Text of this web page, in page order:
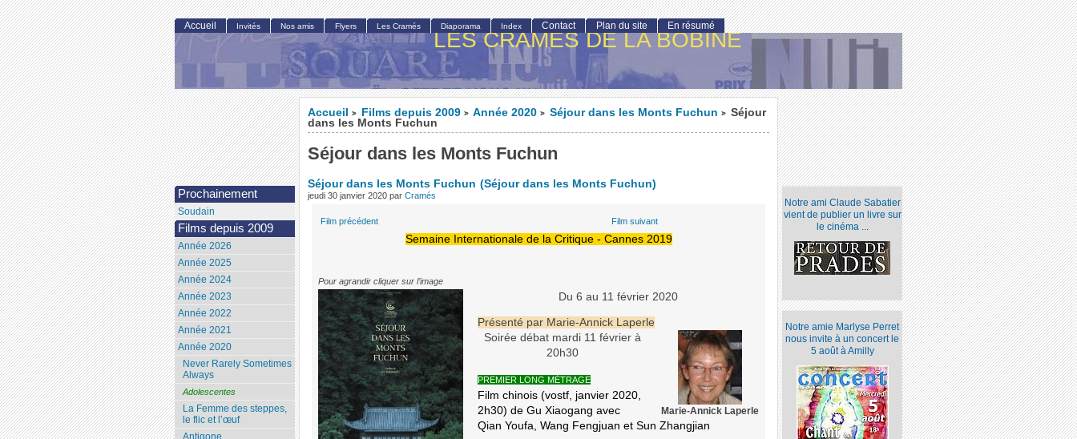
LES CRAMÉS DE LA BOBINE
Accueil > Films depuis 2009 > Année 2020 > Séjour dans les Monts Fuchun > Séjour
dans les Monts Fuchun
Séjour dans les Monts Fuchun
Séjour dans les Monts Fuchun (Séjour dans les Monts Fuchun)
jeudi 30 janvier 2020 par Cramés
Film précédent Film suivant
Semaine Internationale de la Critique - Cannes 2019
Pour agrandir cliquer sur l’image
Du 6 au 11 février 2020
Présenté par Marie-Annick Laperle
Marie-Annick Laperle
Soirée débat mardi 11 février à
20h30
PREMIER LONG MÉTRAGE
Film chinois (vostf, janvier 2020,
2h30) de Gu Xiaogang avec
Qian Youfa, Wang Fengjuan et Sun Zhangjian
Notre ami Claude Sabatier
vient de publier un livre sur
le cinéma ...
Notre amie Marlyse Perret
nous invite à un concert le
5 août à Amilly
Accueil Invités Nos amis Flyers Les Cramés Diaporama Index Contact Plan du site En résumé
Prochainement
Soudain
Films depuis 2009
Année 2026
Année 2025
Année 2024
Année 2023
Année 2022
Année 2021
Année 2020
Never Rarely Sometimes
Always
Adolescentes
La Femme des steppes,
le flic et l’œuf